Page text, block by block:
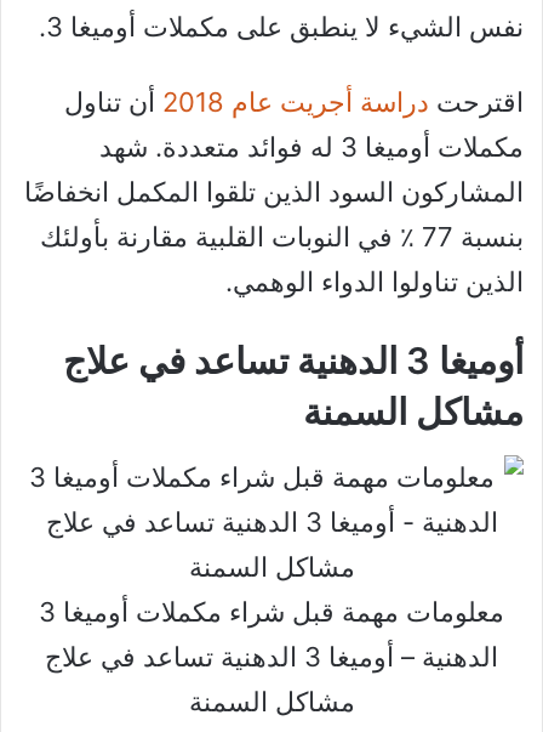
نفس الشيء لا ينطبق على مكملات أوميغا 3.
اقترحت دراسة أجريت عام 2018
أن تناول
مكملات أوميغا 3 له فوائد متعددة. شهد
المشاركون السود الذين تلقوا المكمل انخفاضًا
بنسبة 77 ٪ في النوبات القلبية مقارنة بأولئك
الذين تناولوا الدواء الوهمي.
أوميغا 3 الدهنية تساعد في علاج
مشاكل السمنة
معلومات مهمة قبل شراء مكملات أوميغا 3
الدهنية – أوميغا 3 الدهنية تساعد في علاج
مشاكل السمنة